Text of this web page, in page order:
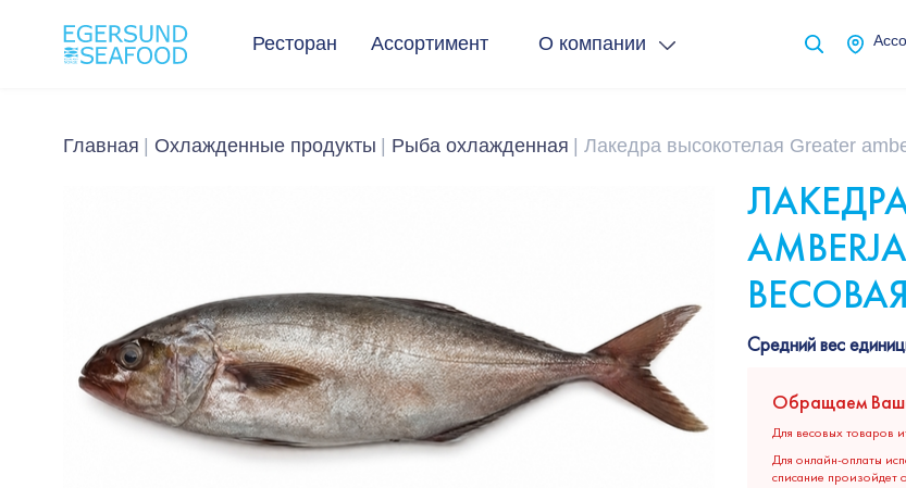
Ресторан Ассортимент О компании
Главная Охлажденные продукты Рыба охлажденная Лакедра высокотелая Greater
Средний вес
Обращаем
Для весовых товаров
Для онлайн-оплаты
списание произойдет